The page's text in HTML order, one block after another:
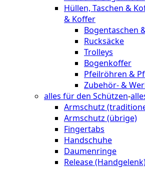
Hüllen, Taschen &
& Koffer
Bogentaschen
Rucksäcke
Trolleys
Bogenkoffer
Pfeilröhren &
Zubehör- &
alles für den Schützen-
Armschutz
Armschutz (übrige)
Fingertabs
Handschuhe
Daumenringe
Release